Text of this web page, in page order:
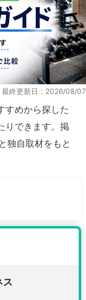
最終更新日：2026/08/07
すめから探した
りできます。掲
独自取材をもと